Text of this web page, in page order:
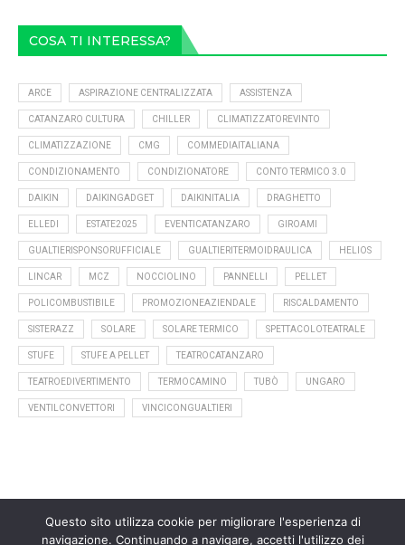
COSA TI INTERESSA?
ARCE ASPIRAZIONE CENTRALIZZATA ASSISTENZA
CATANZARO CULTURA CHILLER CLIMATIZZATOREVINTO
CLIMATIZZAZIONE CMG COMMEDIAITALIANA
CONDIZIONAMENTO CONDIZIONATORE CONTO TERMICO 3.0
DAIKIN DAIKINGADGET DAIKINITALIA DRAGHETTO
ELLEDI ESTATE2025 EVENTICATANZARO GIROAMI
GUALTIERISPONSORUFFICIALE GUALTIERITERMOIDRAULICA HELIOS
LINCAR MCZ NOCCIOLINO PANNELLI PELLET
POLICOMBUSTIBILE PROMOZIONEAZIENDALE RISCALDAMENTO
SISTERAZZ SOLARE SOLARE TERMICO SPETTACOLOTEATRALE
STUFE STUFE A PELLET TEATROCATANZARO
TEATROEDIVERTIMENTO TERMOCAMINO TUBÒ UNGARO
VENTILCONVETTORI VINCICONGUALTIERI
Questo sito utilizza cookie per migliorare l'esperienza di
navigazione. Continuando a navigare, accetti l'utilizzo dei